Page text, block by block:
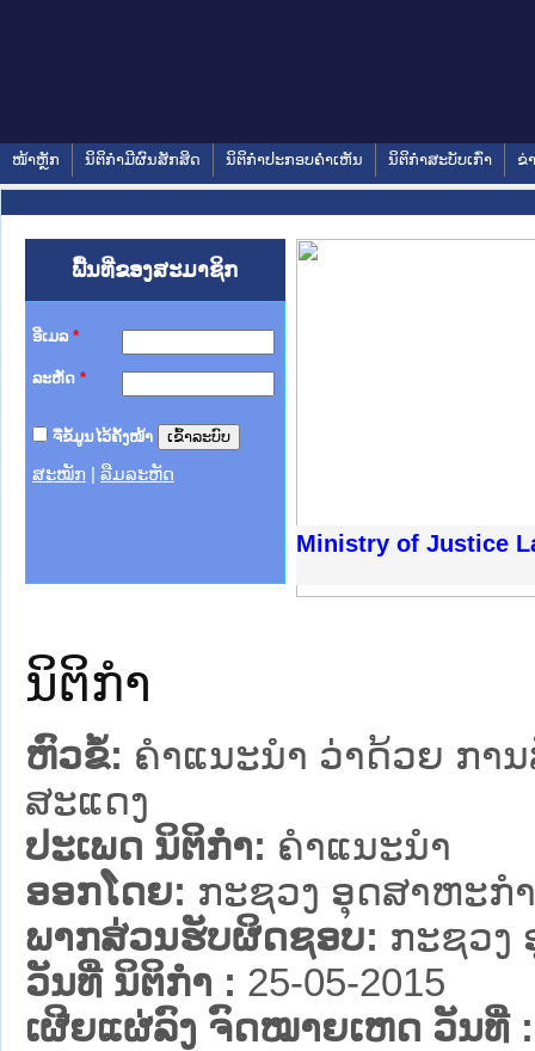
ໜ້າຫຼັກ ນິຕິກໍາມີຜົນສັກສິດ ນິຕິກໍາປະກອບຄໍາເຫັນ ນິຕິກໍາສະບັບເກົ່າ ຂ່
ພື້ນທີ່ຂອງສະມາຊິກ
ອີເມລ *
ລະຫັດ *
ຈື່ຂໍ້ມູນໄວ້ຄັ້ງໜ້າ
ສະໝັກ ລືມລະຫັດ
Ministry of Justice
ຊາຊົນ ພາກເໜືອ
ການ
ກາງ
ກໃຕ້
ນຕຳຫຼວດປະຊາຊົນ
ສັນຕິບານປະຊາຊົນ
ກເໜືອ
ຊາຊົນ ພາກກາງ
ນິຕິກໍາ
ຫົວຂໍ້: ຄຳແນະນຳ ວ່າດ້ວຍ ກາ
ສະແດງ
ປະເພດ ນິຕິກໍາ: ຄໍາແນະນໍາ
ອອກໂດຍ: ກະຊວງ ອຸດສາຫະກ
ພາກສ່ວນຮັບຜິດຊອບ: ກະຊວງ
ວັນທີ່ ນິຕິກໍາ : 25-05-2015
ເຜີຍແຜ່ລົງ ຈົດໝາຍເຫດ ວັນທີ່ :